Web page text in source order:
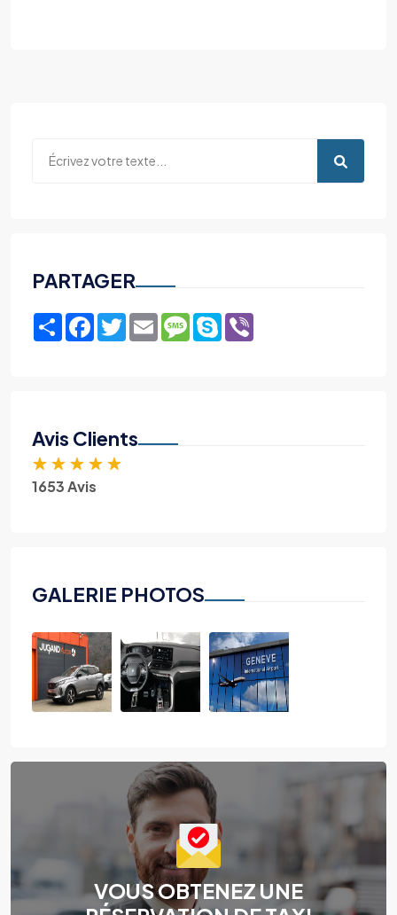
PARTAGER
ShareFacebook
TwitterEmailMessage
Skype
Avis Clients
★ ★ ★ ★ ★
1653 Avis
GALERIE PHOTOS
VOUS OBTENEZ UNE